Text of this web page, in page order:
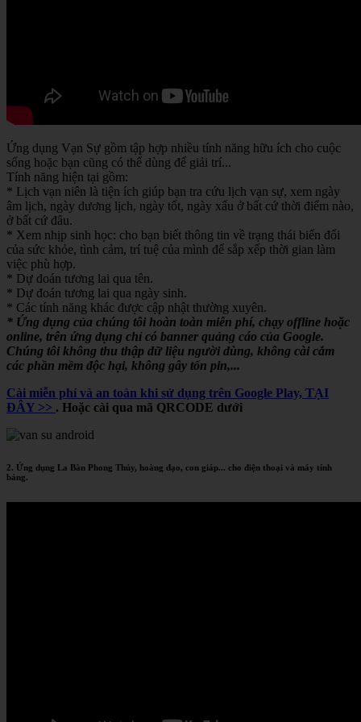
Ứng dụng Vạn Sự gồm tập hợp nhiều tính năng hữu ích cho cuộc
sống hoặc bạn cũng có thể dùng để giải trí...
Tính năng hiện tại gồm:
* Lịch vạn niên là tiện ích giúp bạn tra cứu lịch vạn sự, xem ngày
âm lịch, ngày dương lịch, ngày tốt, ngày xấu ở bất cứ thời điểm nào,
ở bất cứ đâu.
* Xem nhịp sinh học: cho bạn biết thông tin về trạng thái biến đổi
của sức khỏe, tình cảm, trí tuệ của mình để sắp xếp thời gian làm
việc phù hợp.
* Dự đoán tương lai qua tên.
* Dự đoán tương lai qua ngày sinh.
* Các tính năng khác được cập nhật thường xuyên.
* Ứng dụng của chúng tôi hoàn toàn miễn phí, chạy offline hoặc
online, trên ứng dụng chỉ có banner quảng cáo của Google.
Chúng tôi không thu thập dữ liệu người dùng, không cài cắm
các phần mềm độc hại, không gây tốn pin,...
Cài miễn phí và an toàn khi sử dụng trên Google Play, TẠI
ĐÂY >> . Hoặc cài qua mã QRCODE dưới
2. Ứng dụng La Bàn Phong Thủy, hoàng đạo, con giáp... cho điện thoại và máy tính
bảng.